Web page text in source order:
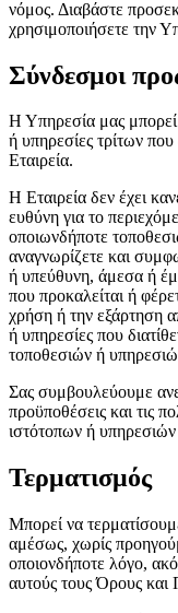
νόμος. Διαβάστε
χρησιμοποιήσετε την
Σύνδεσμοι
Η Υπηρεσία μας μπορεί
ή υπηρεσίες τρίτων
Εταιρεία.
Η Εταιρεία δεν έχει
ευθύνη για το
οποιωνδήποτε
αναγνωρίζετε και
ή υπεύθυνη, άμεσα ή
που προκαλείται ή
χρήση ή την εξάρτηση
ή υπηρεσίες που
τοποθεσιών ή
Σας συμβουλεύουμε
προϋποθέσεις και τις
ιστότοπων ή υπηρεσιών
Τερματισμός
Μπορεί να
αμέσως, χωρίς
οποιονδήποτε λόγο,
αυτούς τους Όρους και